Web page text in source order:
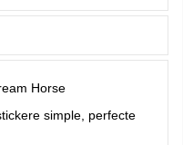
Horse
simple, perfecte